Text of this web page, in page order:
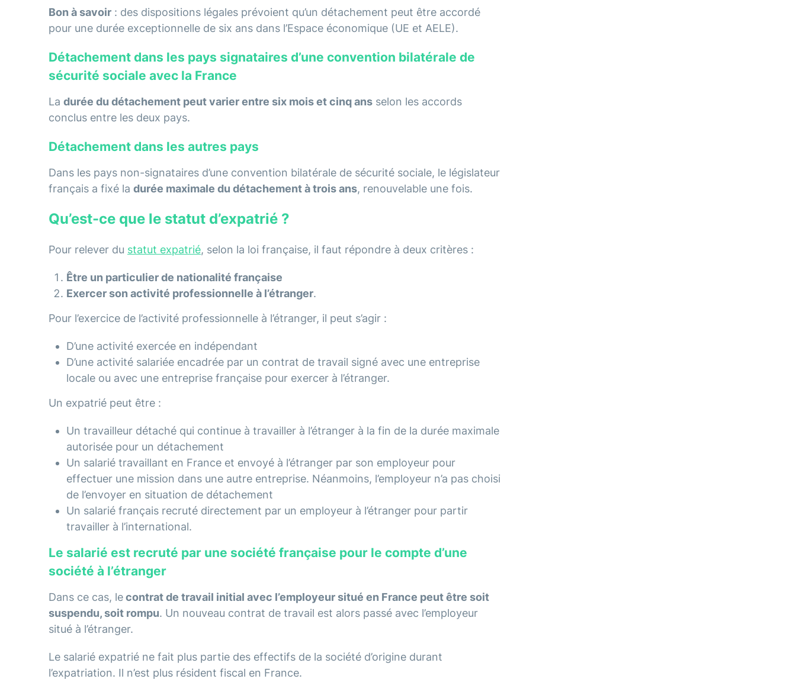
Bon à savoir : des dispositions légales prévoient qu’un détachement peut être accordé
pour une durée exceptionnelle de six ans dans l’Espace économique (UE et AELE).
Détachement dans les pays signataires d’une convention bilatérale de
sécurité sociale avec la France
La durée du détachement peut varier entre six mois et cinq ans selon les accords
conclus entre les deux pays.
Détachement dans les autres pays
Dans les pays non-signataires d’une convention bilatérale de sécurité sociale, le législateur
français a fixé la durée maximale du détachement à trois ans, renouvelable une fois.
Qu’est-ce que le statut d’expatrié ?
Pour relever du statut expatrié, selon la loi française, il faut répondre à deux critères :
Être un particulier de nationalité française
Exercer son activité professionnelle à l’étranger.
Pour l’exercice de l’activité professionnelle à l’étranger, il peut s’agir :
D’une activité exercée en indépendant
D’une activité salariée encadrée par un contrat de travail signé avec une entreprise
locale ou avec une entreprise française pour exercer à l’étranger.
Un expatrié peut être :
Un travailleur détaché qui continue à travailler à l’étranger à la fin de la durée maximale
autorisée pour un détachement
Un salarié travaillant en France et envoyé à l’étranger par son employeur pour
effectuer une mission dans une autre entreprise. Néanmoins, l’employeur n’a pas choisi
de l’envoyer en situation de détachement
Un salarié français recruté directement par un employeur à l’étranger pour partir
travailler à l’international.
Le salarié est recruté par une société française pour le compte d’une
société à l’étranger
Dans ce cas, lecontrat de travail initial avec l’employeur situé en France peut être soit
suspendu, soit rompu. Un nouveau contrat de travail est alors passé avec l’employeur
situé à l’étranger.
Le salarié expatrié ne fait plus partie des effectifs de la société d’origine durant
l’expatriation. Il n’est plus résident fiscal en France.